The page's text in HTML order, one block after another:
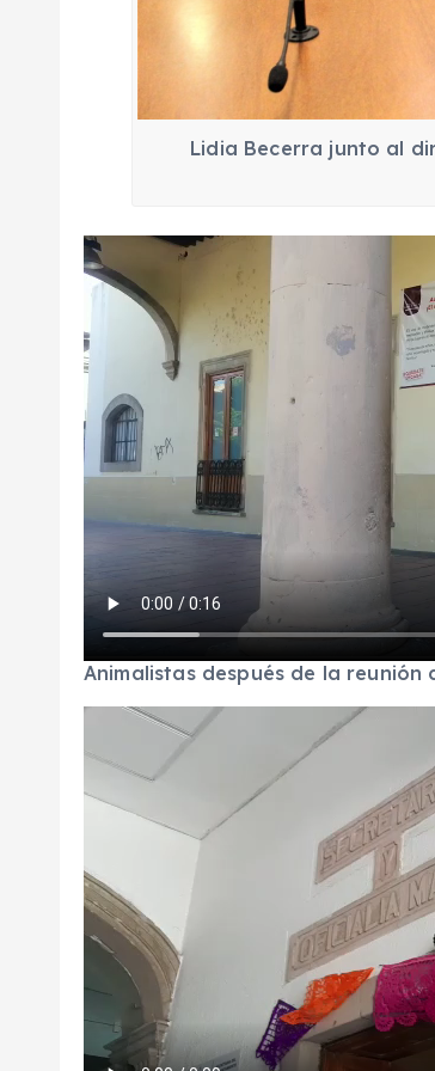
Lidia Becerra junto al
Animalistas después de la reunión